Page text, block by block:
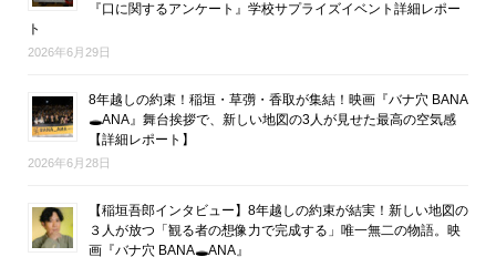
『口に関するアンケート』学校サプライズイベント詳細レポー
ト
2026年6月29日
8年越しの約束！稲垣・草彅・香取が集結！映画『バナ穴 BANA
🕳ANA』舞台挨拶で、新しい地図の3人が見せた最高の空気感
【詳細レポート】
2026年6月28日
【稲垣吾郎インタビュー】8年越しの約束が結実！新しい地図の
３人が放つ「観る者の想像力で完成する」唯一無二の物語。映
画『バナ穴 BANA🕳ANA』